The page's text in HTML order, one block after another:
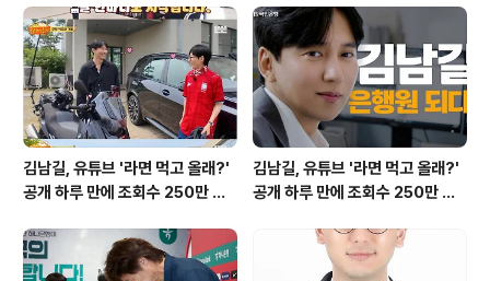
그러나 남아공은 손흥민이 결정적인 순간에 실수를 범하여
침묵하기를 간절히 바라고 있습니다. 과거 맨시티전 사례,
남아공의 희망남아공은 손흥민이 과거 맨체스터 시티와의
경기에서 골키퍼와 일대일 ..
김남길, 유튜브 '라면 먹고 올래?'
공개 하루 만에 조회수 250만 돌
김남길, 유튜브 '라면 먹고 올래?'
공개 하루 만에 조회수 250만 돌